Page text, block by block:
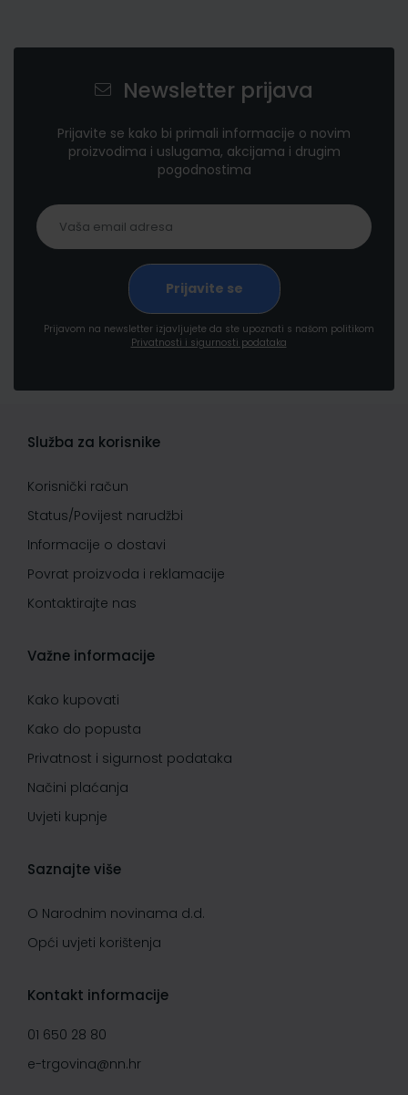
Newsletter prijava
Prijavite se kako bi primali informacije o novim
proizvodima i uslugama, akcijama i drugim
pogodnostima
Prijavom na newsletter izjavljujete da ste upoznati s našom politikom
Privatnosti i sigurnosti podataka
Služba za korisnike
Korisnički račun
Status/Povijest narudžbi
Informacije o dostavi
Povrat proizvoda i reklamacije
Kontaktirajte nas
Važne informacije
Kako kupovati
Kako do popusta
Privatnost i sigurnost podataka
Načini plaćanja
Uvjeti kupnje
Saznajte više
O Narodnim novinama d.d.
Opći uvjeti korištenja
Kontakt informacije
01 650 28 80
e-trgovina@nn.hr